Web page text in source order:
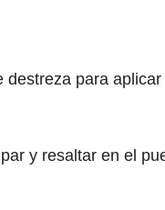
para
y resaltar en el